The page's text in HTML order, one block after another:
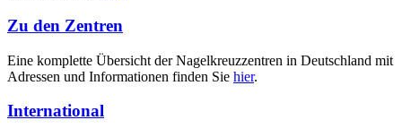
Zu den Zentren
Eine komplette Übersicht der Nagelkreuzzentren in Deutschland mit
Adressen und Informationen finden Sie hier.
International